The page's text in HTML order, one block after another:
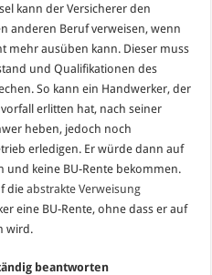
kann der Versicherer den
anderen Beruf verweisen, wenn
mehr ausüben kann. Dieser muss
und Qualifikationen des
So kann ein Handwerker, der
erlitten hat, nach seiner
heben, jedoch noch
erledigen. Er würde dann auf
und keine BU-Rente bekommen.
dieabstrakte Verweisung
eine BU-Rente, ohne dass er auf
wird.
beantworten